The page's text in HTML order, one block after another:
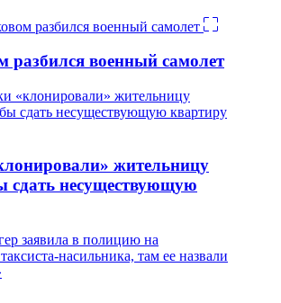
разбился военный самолет
жительницу
сдать несуществующую